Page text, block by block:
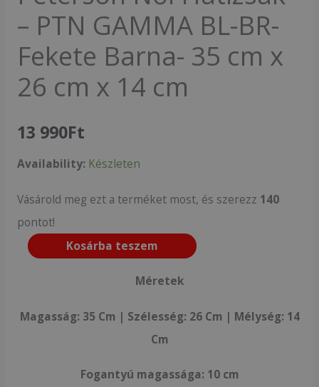
– PTN GAMMA BL-BR-
Fekete Barna- 35 cm x
26 cm x 14 cm
13 990Ft
Availability: Készleten
Vásárold meg ezt a terméket most, és szerezz 140
pontot!
Kosárba teszem
Méretek
Magasság: 35 Cm | Szélesség: 26 Cm | Mélység: 14
Cm
Fogantyú magassága: 10 cm